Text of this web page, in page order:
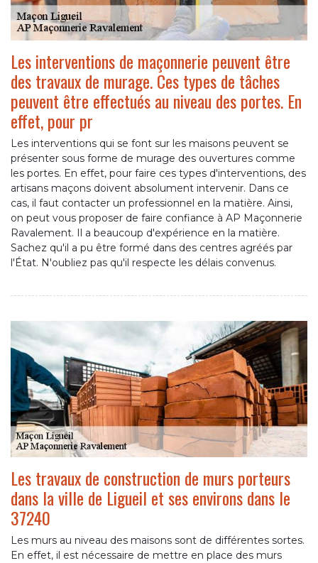
Les interventions de maçonnerie peuvent être
des travaux de murage. Ces types de tâches
peuvent être effectués au niveau des portes. En
effet, pour pr
Les interventions qui se font sur les maisons peuvent se
présenter sous forme de murage des ouvertures comme
les portes. En effet, pour faire ces types d'interventions, des
artisans maçons doivent absolument intervenir. Dans ce
cas, il faut contacter un professionnel en la matière. Ainsi,
on peut vous proposer de faire confiance à AP Maçonnerie
Ravalement. Il a beaucoup d'expérience en la matière.
Sachez qu'il a pu être formé dans des centres agréés par
l'État. N'oubliez pas qu'il respecte les délais convenus.
Les travaux de construction de murs porteurs
dans la ville de Ligueil et ses environs dans le
37240
Les murs au niveau des maisons sont de différentes sortes.
En effet, il est nécessaire de mettre en place des murs